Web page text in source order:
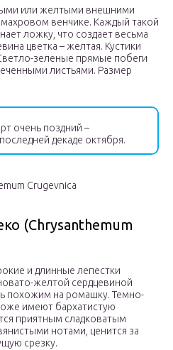
или желтыми внешними
венчике. Каждый такой
ложку, что создает весьма
цветка – желтая. Кустики
зеленые прямые побеги
листьями. Размер
очень поздний –
декаде октября.
Crugevnica
(Chrysanthemum
и длинные лепестки
желтой сердцевиной
похожим на ромашку. Темно-
имеют бархатистую
приятным сладковатым
нотами, ценится за
срезку.